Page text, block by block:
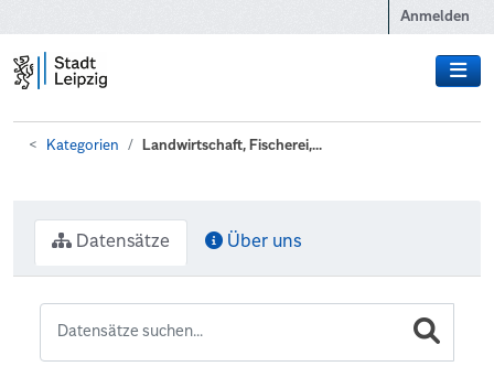
Anmelden
Kategorien Landwirtschaft, Fischerei,...
Datensätze Über uns